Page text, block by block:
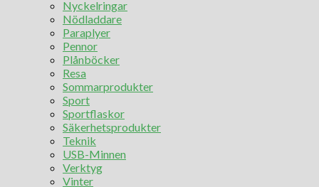
Nyckelringar
Nödladdare
Paraplyer
Pennor
Plånböcker
Resa
Sommarprodukter
Sport
Sportflaskor
Säkerhetsprodukter
Teknik
USB-Minnen
Verktyg
Vinter